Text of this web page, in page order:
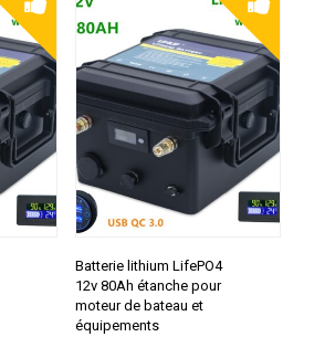
Batterie lithium LifePO4
12v 80Ah étanche pour
moteur de bateau et
équipements